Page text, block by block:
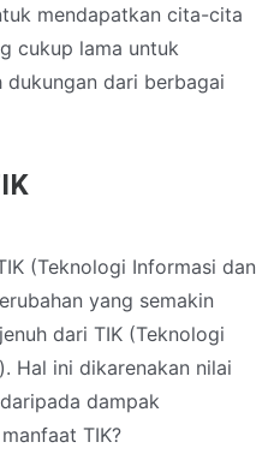
mendapatkan cita-cita
cukup lama untuk
dukungan dari berbagai
(Teknologi Informasi dan
yang semakin
dari TIK (Teknologi
Hal ini dikarenakan nilai
dampak
TIK?